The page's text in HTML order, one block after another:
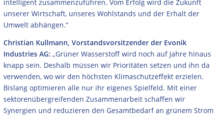
intelligent zusammenzuführen. Vom Erfolg wird die Zukunft
unserer Wirtschaft, unseres Wohlstands und der Erhalt der
Umwelt abhängen.“
Christian Kullmann, Vorstandsvorsitzender der Evonik
Industries AG: „Grüner Wasserstoff wird noch auf Jahre hinaus
knapp sein. Deshalb müssen wir Prioritäten setzen und ihn da
verwenden, wo wir den höchsten Klimaschutzeffekt erzielen.
Bislang optimieren alle nur ihr eigenes Spielfeld. Mit einer
sektorenübergreifenden Zusammenarbeit schaffen wir
Synergien und reduzieren den Gesamtbedarf an grünem Strom